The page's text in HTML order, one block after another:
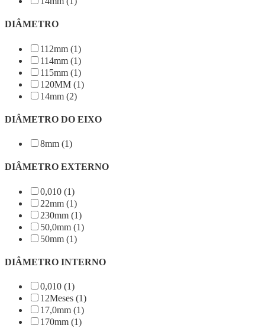
DIÂMETRO
112mm (1)
114mm (1)
115mm (1)
120MM (1)
14mm (2)
DIÂMETRO DO EIXO
8mm (1)
DIÂMETRO EXTERNO
0,010 (1)
22mm (1)
230mm (1)
50,0mm (1)
50mm (1)
DIÂMETRO INTERNO
0,010 (1)
12Meses (1)
17,0mm (1)
170mm (1)